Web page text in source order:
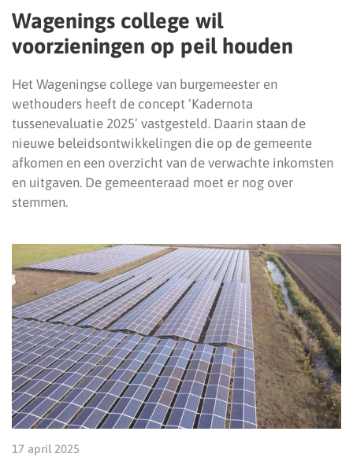
Wagenings college wil
voorzieningen op peil houden
Het Wageningse college van burgemeester en
wethouders heeft de concept ‘Kadernota
tussenevaluatie 2025’ vastgesteld. Daarin staan de
nieuwe beleidsontwikkelingen die op de gemeente
afkomen en een overzicht van de verwachte inkomsten
en uitgaven. De gemeenteraad moet er nog over
stemmen.
17 april 2025